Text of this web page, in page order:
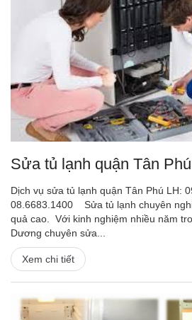
Sửa tủ lạnh quận Tân Phú
Dịch vụ sửa tủ lạnh quận Tân Phú LH:
08.6683.1400 Sửa tủ lạnh chuyên
quả cao. Với kinh nghiệm nhiều năm
Dương chuyên sửa...
Xem chi tiết